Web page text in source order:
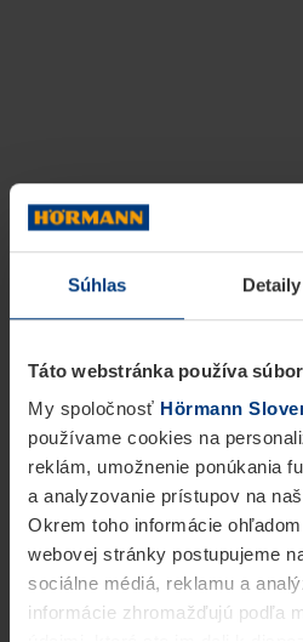
Súhlas Detaily
Táto webstránka používa
My spoločnosť Hörmann
používame cookies na
reklám, umožnenie ponúkania
a analyzovanie prístupov na
Okrem toho informácie
webovej stránky postupujeme
sociálne médiá, reklamu a
informácie zhromažďujú podľa